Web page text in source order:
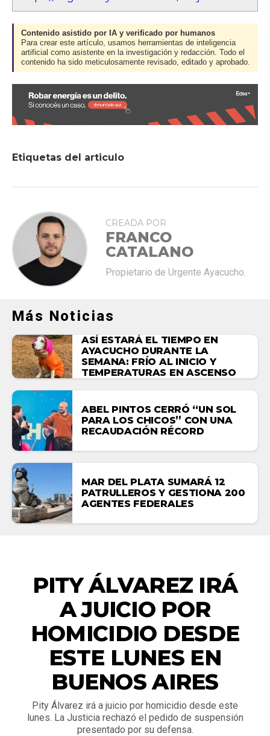
Contenido asistido por IA y verificado por humanos
Para crear este artículo, usamos herramientas de inteligencia
artificial como asistente en la investigación y redacción. Todo el
contenido ha sido meticulosamente revisado, editado y aprobado.
Etiquetas del articulo
CREADA POR
FRANCO
CATALANO
Propietario de Urgente Ayacucho.
Más Noticias
ASÍ ESTARÁ EL TIEMPO EN
AYACUCHO DURANTE LA
SEMANA: FRÍO AL INICIO Y
TEMPERATURAS EN ASCENSO
ABEL PINTOS CERRÓ “UN SOL
PARA LOS CHICOS” CON UNA
RECAUDACIÓN RÉCORD
MAR DEL PLATA SUMARÁ 12
PATRULLEROS Y GESTIONA 200
AGENTES FEDERALES
PITY ÁLVAREZ IRÁ
A JUICIO POR
HOMICIDIO DESDE
ESTE LUNES EN
BUENOS AIRES
Pity Álvarez irá a juicio por homicidio desde este
lunes. La Justicia rechazó el pedido de suspensión
presentado por su defensa.